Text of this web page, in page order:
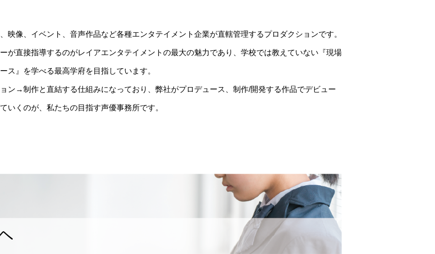
映像、イベント、音声作品など各種エンタテイメント企業が直轄管理するプロダクションです。
が直接指導するのがレイアエンタテイメントの最大の魅力であり、学校では教えていない『現場
ス』を学べる最高学府を目指しています。
ン→制作と直結する仕組みになっており、弊社がプロデュース、制作/開発する作品でデビュー
いくのが、私たちの目指す声優事務所です。